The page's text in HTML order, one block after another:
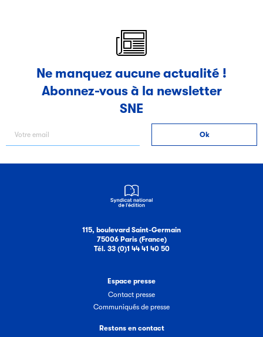
Ne manquez aucune actualité !
Abonnez-vous à la newsletter
SNE
115, boulevard Saint-Germain
75006 Paris (France)
Tél. 33 (0)1 44 41 40 50
Espace presse
Contact presse
Communiqués de presse
Restons en contact